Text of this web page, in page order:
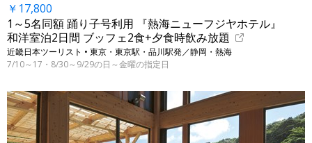
￥17,800
1～5名同額 踊り子号利用 『熱海ニューフジヤホテル』
和洋室泊2日間 ブッフェ2食+夕食時飲み放題
近畿日本ツーリスト • 東京・東京駅・品川駅発／静岡・熱海
7/10～17・8/30～9/29の日～金曜の指定日